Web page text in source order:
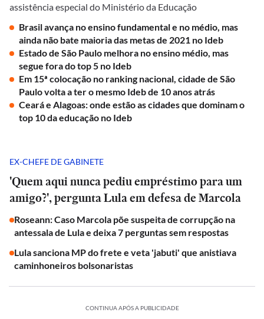
assistência especial do Ministério da Educação
Brasil avança no ensino fundamental e no médio, mas
ainda não bate maioria das metas de 2021 no Ideb
Estado de São Paulo melhora no ensino médio, mas
segue fora do top 5 no Ideb
Em 15ª colocação no ranking nacional, cidade de São
Paulo volta a ter o mesmo Ideb de 10 anos atrás
Ceará e Alagoas: onde estão as cidades que dominam o
top 10 da educação no Ideb
EX-CHEFE DE GABINETE
'Quem aqui nunca pediu empréstimo para um
amigo?', pergunta Lula em defesa de Marcola
Roseann: Caso Marcola põe suspeita de corrupção na
antessala de Lula e deixa 7 perguntas sem respostas
Lula sanciona MP do frete e veta 'jabuti' que anistiava
caminhoneiros bolsonaristas
CONTINUA APÓS A PUBLICIDADE